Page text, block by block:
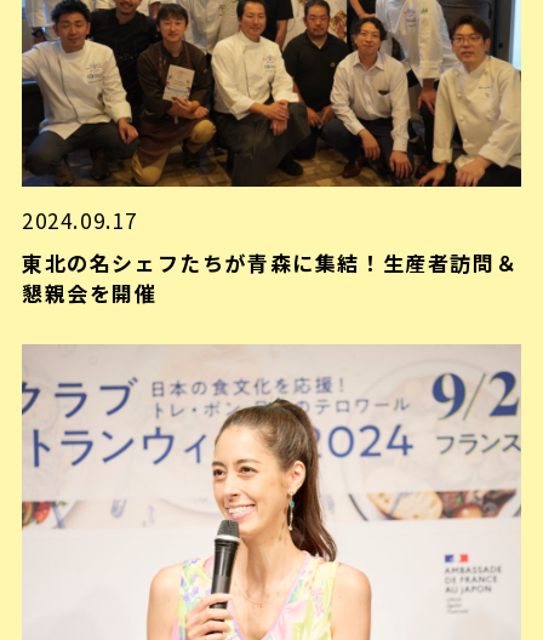
2024.09.17
東北の名シェフたちが青森に集結！生産者訪問＆
懇親会を開催